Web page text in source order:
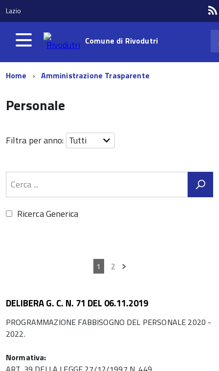
Lazio
Comune di Rivodutri
Home Amministrazione Trasparente
Personale
Filtra per anno:
Ricerca Generica
1 2
DELIBERA G. C. N. 71 DEL 06.11.2019
PROGRAMMAZIONE FABBISOGNO DEL PERSONALE 2020 -
2022.
Normativa: